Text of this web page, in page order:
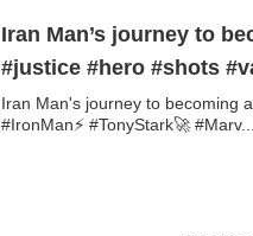
Iran Man’s journey to becoming an
#justice #hero #shots
Iran Man's journey to becoming
#IronMan⚡ #TonyStark🚀 #Marv...